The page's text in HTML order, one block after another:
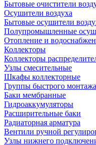
Бытовые очистители
Осушители воздуха
Бытовые осушители
Полупромышленные
Отопление и
Коллекторы
Коллекторы
Узлы смесительные
Шкафы коллекторные
Группы быстрого монтажа
Баки мембранные
Гидроаккумуляторы
Расширительные баки
Радиаторная арматура
Вентили ручной
Узлы нижнего